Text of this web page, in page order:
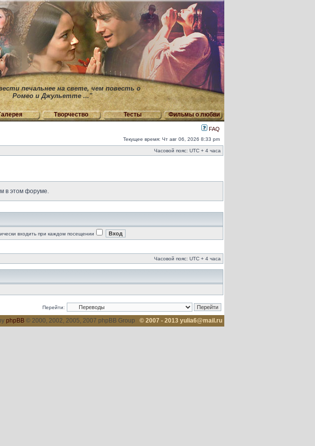
печальнее на свете, чем повесть о
Ромео и Джульетте ..."
Творчество Тесты Фильмы о любви
FAQ
Текущее время: Чт авг 06, 2026 8:33 pm
Часовой пояс: UTC + 4 часа
в этом форуме.
входить при каждом посещении
Часовой пояс: UTC + 4 часа
Перейти:
phpBB © 2000, 2002, 2005, 2007 phpBB Group © 2007 - 2013 yulia6@mail.ru